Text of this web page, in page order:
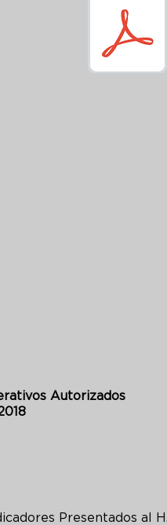
Autorizados
Presentados al